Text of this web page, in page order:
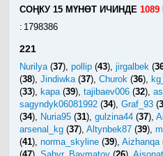
СОҢКУ 15 МҮНӨТ ИЧИНДЕ 1089
: 1798386
221
Nurilya(37), pollip (43), jirgalbek (
(38), Jindiwka(37), Churok (36),
(33), kapa(39), tajibaev006 (32),
sagyndyk06081992 (34), Graf_93 (
(34), Nuria95 (31), gulzina44 (37),
arsenal_kg (37), Altynbek87 (39),
(41), norma_skyline (39), Aizhanqa